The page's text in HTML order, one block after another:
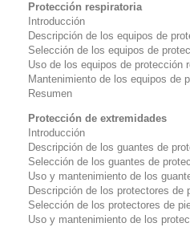
Protección respiratoria
Introducción
Descripción de los equipos de
Selección de los equipos de
Uso de los equipos de protección
Mantenimiento de los equipos de
Resumen
Protección de extremidades
Introducción
Descripción de los guantes de
Selección de los guantes de
Uso y mantenimiento de los
Descripción de los protectores de
Selección de los protectores de
Uso y mantenimiento de los